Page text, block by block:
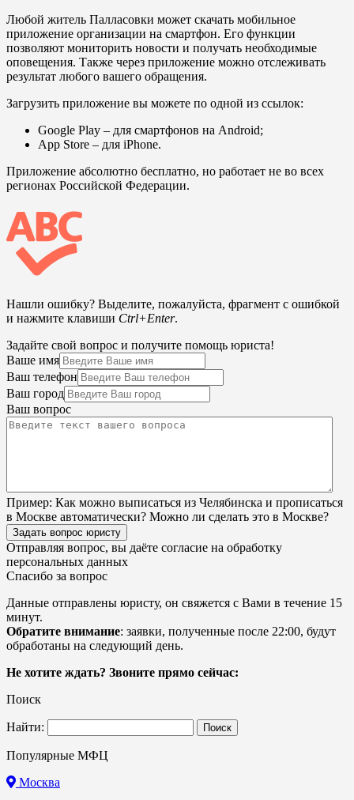
Любой житель Палласовки может скачать мобильное
приложение организации на смартфон. Его функции
позволяют мониторить новости и получать необходимые
оповещения. Также через приложение можно отслеживать
результат любого вашего обращения.
Загрузить приложение вы можете по одной из ссылок:
Google Play – для смартфонов на Android;
App Store – для iPhone.
Приложение абсолютно бесплатно, но работает не во всех
регионах Российской Федерации.
Нашли ошибку? Выделите, пожалуйста, фрагмент с ошибкой
и нажмите клавиши Ctrl+Enter.
Задайте свой вопрос и получите помощь юриста!
Ваше имя
Ваш телефон
Ваш город
Ваш вопрос
Пример: Как можно выписаться из Челябинска и прописаться
в Москве автоматически? Можно ли сделать это в Москве?
Задать вопрос юристу
Отправляя вопрос, вы даёте согласие на обработку
персональных данных
Спасибо за вопрос
Данные отправлены юристу, он свяжется с Вами в течение 15
минут.
Обратите внимание: заявки, полученные после 22:00, будут
обработаны на следующий день.
Не хотите ждать? Звоните прямо сейчас:
Поиск
Найти:
Популярные МФЦ
Москва